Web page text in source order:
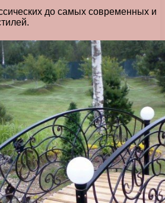
до самых современных и